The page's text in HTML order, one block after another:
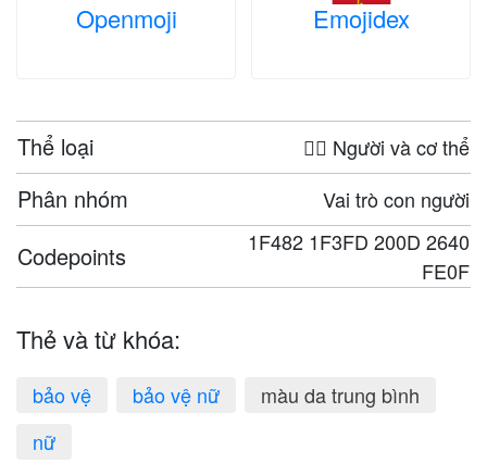
Openmoji Emojidex
Thể loại 🤦‍♀️ Người và cơ thể
Phân nhóm Vai trò con người
Codepoints
1F482 1F3FD 200D 2640
FE0F
Thẻ và từ khóa:
bảo vệ bảo vệ nữ
màu da trung bình
nữ